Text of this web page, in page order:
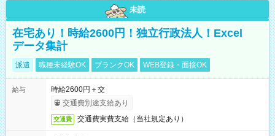
未読
在宅あり！時給2600円！独立行政法人！Excel
データ集計
派遣 職種未経験OK ブランクOK WEB登録・面接OK
給与
時給2600円＋交
交通費別途支給あり
交通費 交通費実費支給（当社規定あり）